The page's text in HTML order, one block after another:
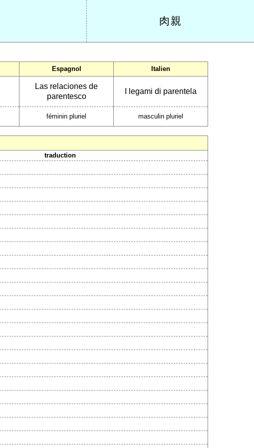
肉親
Espagnol Italien
Las relaciones de
parentesco
I legami di parentela
féminin pluriel masculin pluriel
traduction